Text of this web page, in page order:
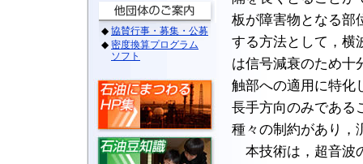
板が障害物となる部
する方法として，横
は信号減衰のため十
触部への適用に特化
長手方向のみである
種々の制約があり，
本技術は，超音波